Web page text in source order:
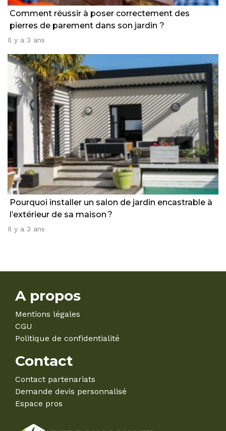
Comment réussir à poser correctement des
pierres de parement dans son jardin ?
Il y a 3 ans
Pourquoi installer un salon de jardin encastrable à
l’extérieur de sa maison ?
Il y a 3 ans
A propos
Mentions légales
CGU
Politique de confidentialité
Contact
Contact partenariats
Demande devis personnalisé
Espace pros